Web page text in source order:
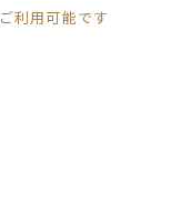
利用可能です